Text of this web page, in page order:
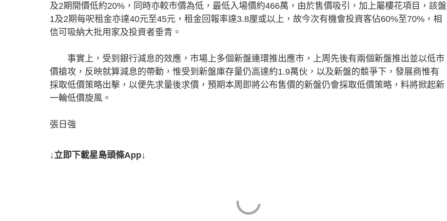
及2期開價低約20%，同時亦較市價為低，最低入場價約466萬，由於售價吸引，加上屬樓花項目，該盤
1及2期每呎租金亦達40元至45元，租金回報率達3.8厘或以上，故今次有機會投資客佔60%至70%，相
信可吸納大批用家及投資者垂青。
事實上，受到銀行減息的效應，市場上多個新盤連環推出應市，上周先後有兩個新盤推出並以低市
價搶攻，反映就算減息的帶動，惟受到新盤庫存量仍高達約1.9萬伙，以及新盤的競爭下，發展商惟有
採取低價策略出擊，以便先求量後求價，預期本周即將公布售價的新盤仍會採取低價策略，料將掀起新
一輪低價旋風。
張日強
↓立即下載星島頭條App↓